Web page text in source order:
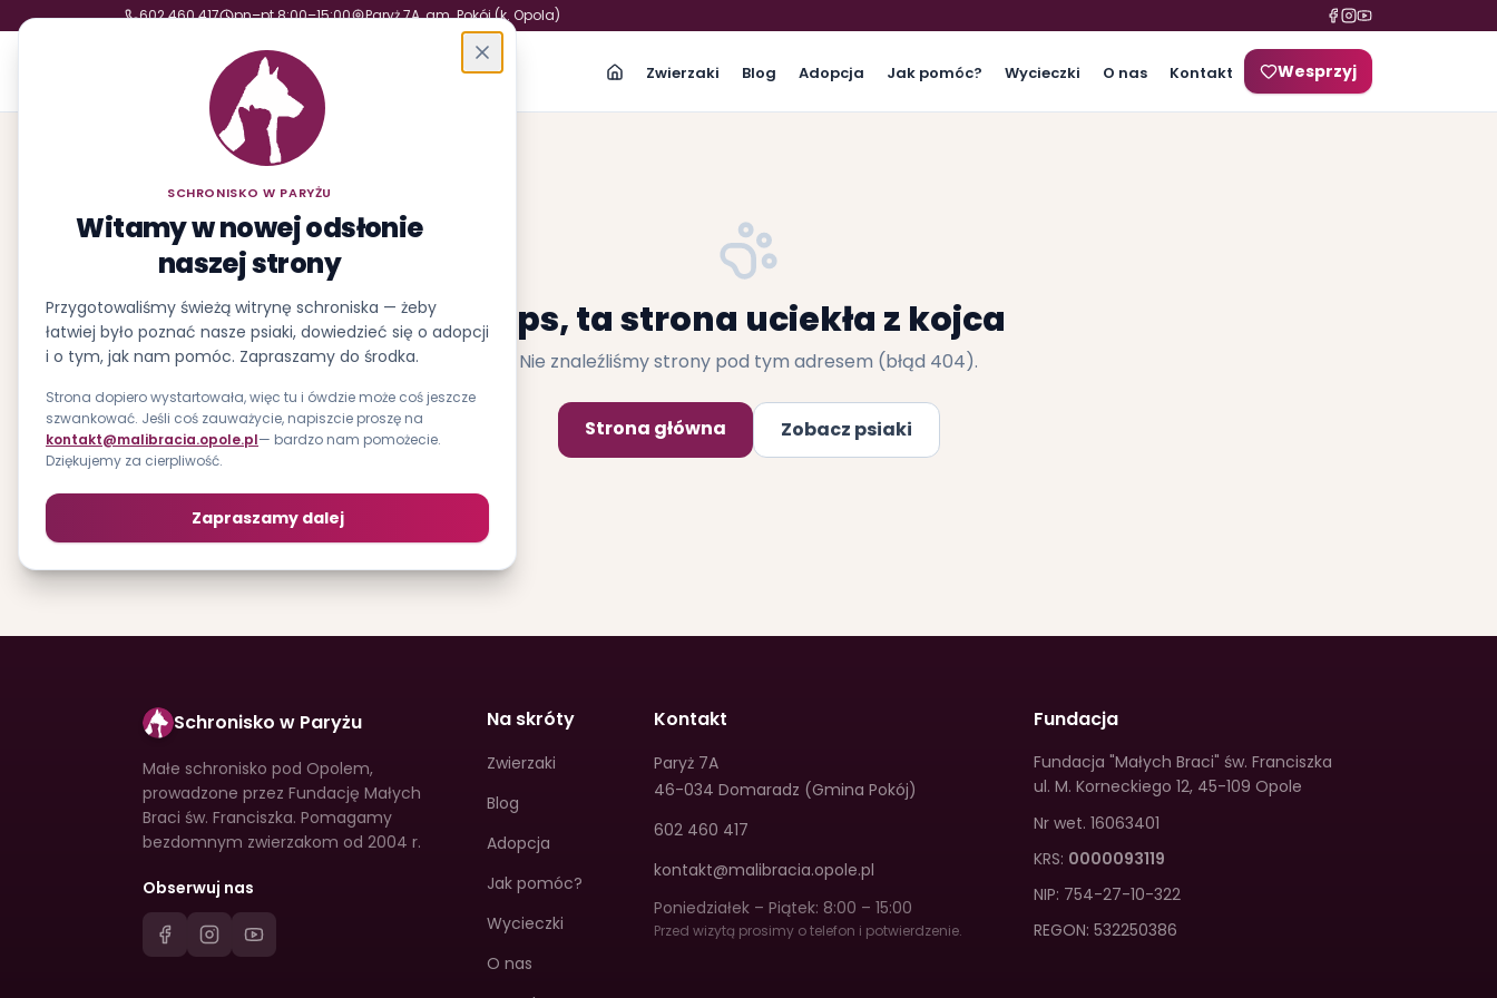
SCHRONISKO W PARYŻU
Witamy w nowej odsłonie
naszej strony
Przygotowaliśmy świeżą witrynę schroniska — żeby
łatwiej było poznać nasze psiaki, dowiedzieć się o adopcji
i o tym, jak nam pomóc. Zapraszamy do środka.
Strona dopiero wystartowała, więc tu i ówdzie może coś jeszcze
szwankować. Jeśli coś zauważycie, napiszcie proszę na
kontakt@malibracia.opole.pl— bardzo nam pomożecie.
Dziękujemy za cierpliwość.
Zapraszamy dalej
602 460 417 pn–pt 8:00–15:00 Paryż 7A, gm. Pokój (k. Opola)
Schronisko w Paryżu
Fundacja Małych Braci św. Franciszka
Zwierzaki Blog Adopcja Jak pomóc? Wycieczki O nas Kontakt Wesprzyj
Ups, ta strona uciekła z kojca
Nie znaleźliśmy strony pod tym adresem (błąd 404).
Strona główna Zobacz psiaki
Schronisko w Paryżu
Małe schronisko pod Opolem,
prowadzone przez Fundację Małych
Braci św. Franciszka. Pomagamy
bezdomnym zwierzakom od 2004 r.
Obserwuj nas
Na skróty
Zwierzaki
Blog
Adopcja
Jak pomóc?
Wycieczki
O nas
Kontakt
Paryż 7A
46-034 Domaradz (Gmina Pokój)
602 460 417
kontakt@malibracia.opole.pl
Poniedziałek – Piątek: 8:00 – 15:00
Przed wizytą prosimy o telefon i potwierdzenie.
Fundacja
Fundacja "Małych Braci" św. Franciszka
ul. M. Korneckiego 12, 45-109 Opole
Nr wet. 16063401
KRS: 0000093119
NIP: 754-27-10-322
REGON: 532250386